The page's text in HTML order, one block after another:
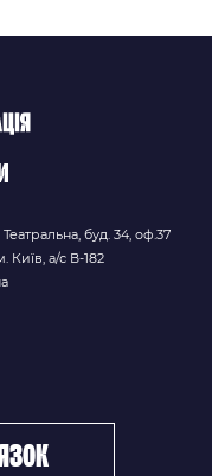
буд. 34, оф.37
Київ, а/с В-182